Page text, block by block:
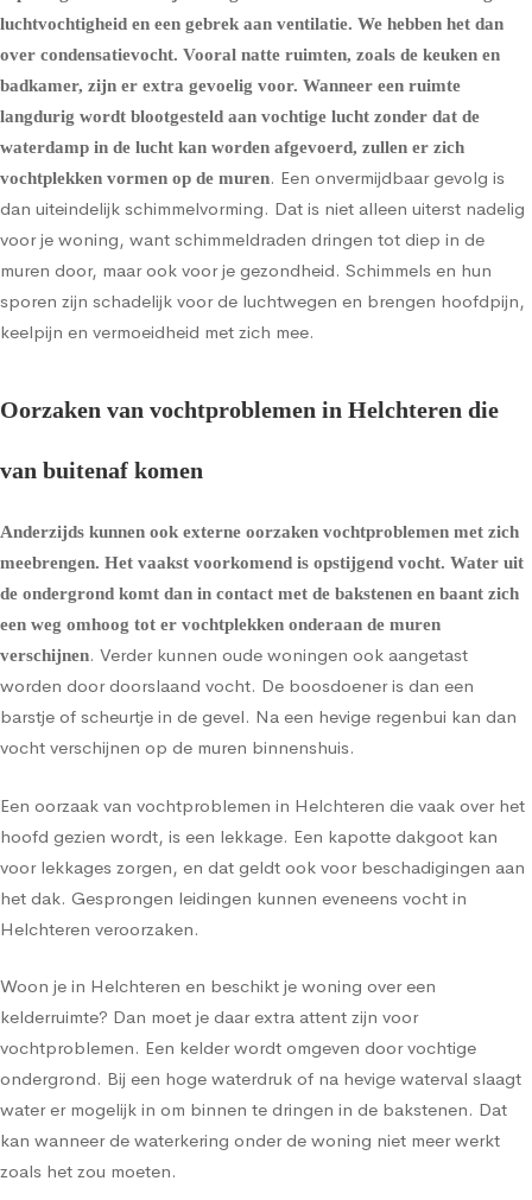
luchtvochtigheid en een gebrek aan ventilatie. We hebben het dan
over condensatievocht. Vooral natte ruimten, zoals de keuken en
badkamer, zijn er extra gevoelig voor. Wanneer een ruimte
langdurig wordt blootgesteld aan vochtige lucht zonder dat de
waterdamp in de lucht kan worden afgevoerd, zullen er zich
vochtplekken vormen op de muren. Een onvermijdbaar gevolg is
dan uiteindelijk schimmelvorming. Dat is niet alleen uiterst nadelig
voor je woning, want schimmeldraden dringen tot diep in de
muren door, maar ook voor je gezondheid. Schimmels en hun
sporen zijn schadelijk voor de luchtwegen en brengen hoofdpijn,
keelpijn en vermoeidheid met zich mee.
Oorzaken van vochtproblemen in Helchteren die
van buitenaf komen
Anderzijds kunnen ook externe oorzaken vochtproblemen met zich
meebrengen. Het vaakst voorkomend is opstijgend vocht. Water uit
de ondergrond komt dan in contact met de bakstenen en baant zich
een weg omhoog tot er vochtplekken onderaan de muren
verschijnen. Verder kunnen oude woningen ook aangetast
worden door doorslaand vocht. De boosdoener is dan een
barstje of scheurtje in de gevel. Na een hevige regenbui kan dan
vocht verschijnen op de muren binnenshuis.
Een oorzaak van vochtproblemen in Helchteren die vaak over het
hoofd gezien wordt, is een lekkage. Een kapotte dakgoot kan
voor lekkages zorgen, en dat geldt ook voor beschadigingen aan
het dak. Gesprongen leidingen kunnen eveneens vocht in
Helchteren veroorzaken.
Woon je in Helchteren en beschikt je woning over een
kelderruimte? Dan moet je daar extra attent zijn voor
vochtproblemen. Een kelder wordt omgeven door vochtige
ondergrond. Bij een hoge waterdruk of na hevige waterval slaagt
water er mogelijk in om binnen te dringen in de bakstenen. Dat
kan wanneer de waterkering onder de woning niet meer werkt
zoals het zou moeten.